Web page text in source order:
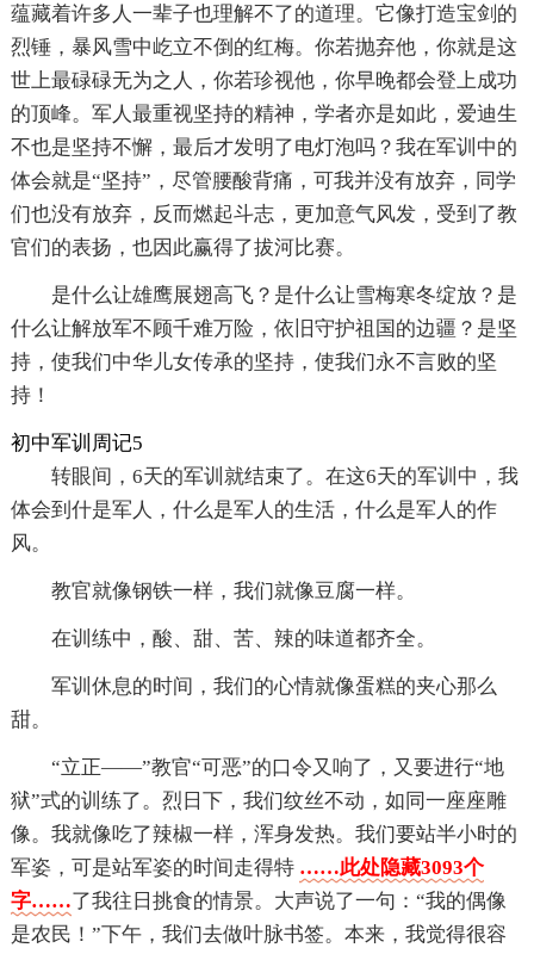
蕴藏着许多人一辈子也理解不了的道理。它像打造宝剑的
烈锤，暴风雪中屹立不倒的红梅。你若抛弃他，你就是这
世上最碌碌无为之人，你若珍视他，你早晚都会登上成功
的顶峰。军人最重视坚持的精神，学者亦是如此，爱迪生
不也是坚持不懈，最后才发明了电灯泡吗？我在军训中的
体会就是“坚持”，尽管腰酸背痛，可我并没有放弃，同学
们也没有放弃，反而燃起斗志，更加意气风发，受到了教
官们的表扬，也因此赢得了拔河比赛。
是什么让雄鹰展翅高飞？是什么让雪梅寒冬绽放？是
什么让解放军不顾千难万险，依旧守护祖国的边疆？是坚
持，使我们中华儿女传承的坚持，使我们永不言败的坚
持！
初中军训周记5
转眼间，6天的军训就结束了。在这6天的军训中，我
体会到什是军人，什么是军人的生活，什么是军人的作
风。
教官就像钢铁一样，我们就像豆腐一样。
在训练中，酸、甜、苦、辣的味道都齐全。
军训休息的时间，我们的心情就像蛋糕的夹心那么
甜。
“立正——”教官“可恶”的口令又响了，又要进行“地
狱”式的训练了。烈日下，我们纹丝不动，如同一座座雕
像。我就像吃了辣椒一样，浑身发热。我们要站半小时的
军姿，可是站军姿的时间走得特 ……此处隐藏3093个
字……了我往日挑食的情景。大声说了一句：“我的偶像
是农民！”下午，我们去做叶脉书签。本来，我觉得很容